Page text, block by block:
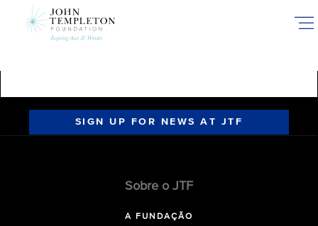
SIGN UP FOR NEWS AT JTF
Sobre o JTF
A FUNDAÇÃO